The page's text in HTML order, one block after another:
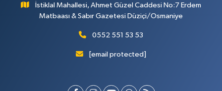
İstiklal Mahallesi, Ahmet Güzel Caddesi No:7 Erdem
Matbaası & Sabır Gazetesi Düziçi/Osmaniye
0552 551 53 53
[email protected]